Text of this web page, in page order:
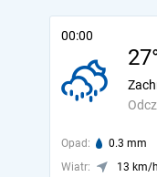
00:00
Opad: 0.3 mm
Wiatr:
13 km/h